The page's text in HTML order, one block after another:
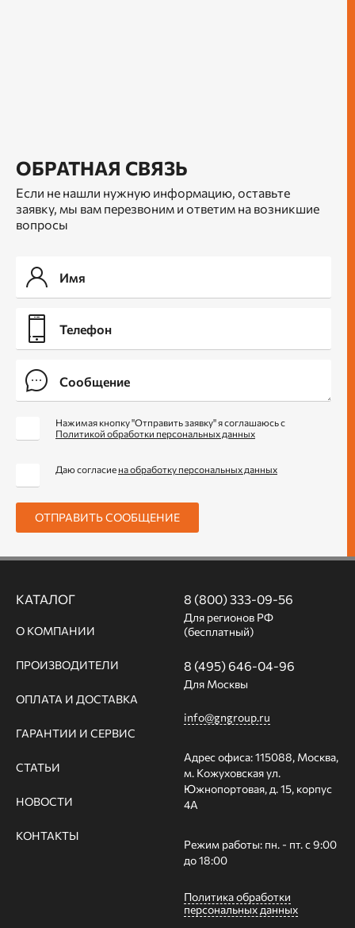
ОБРАТНАЯ СВЯЗЬ
Если не нашли нужную информацию, оставьте
заявку, мы вам перезвоним и ответим на возникшие
вопросы
Нажимая кнопку "Отправить заявку" я соглашаюсь с
Политикой обработки персональных данных
Даю согласие на обработку персональных данных
ОТПРАВИТЬ СООБЩЕНИЕ
КАТАЛОГ
О КОМПАНИИ
ПРОИЗВОДИТЕЛИ
ОПЛАТА И ДОСТАВКА
ГАРАНТИИ И СЕРВИС
СТАТЬИ
НОВОСТИ
КОНТАКТЫ
8 (800) 333-09-56
Для регионов РФ
(бесплатный)
8 (495) 646-04-96
Для Москвы
info@gngroup.ru
Адрес офиса: 115088, Москва,
м. Кожуховская ул.
Южнопортовая, д. 15, корпус
4А
Режим работы: пн. - пт. с 9:00
до 18:00
Политика обработки
персональных данных